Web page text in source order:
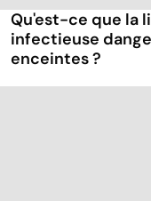
Qu'est-ce que la
infectieuse
enceintes ?